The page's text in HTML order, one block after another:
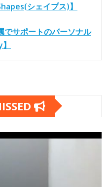
シェイプス)】
でサポートのパーソナル